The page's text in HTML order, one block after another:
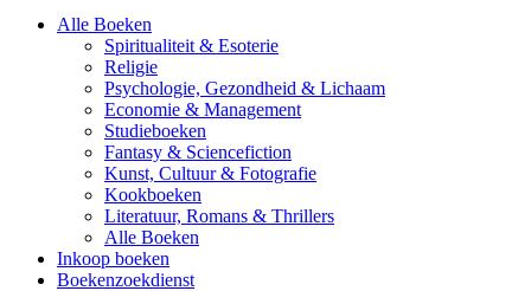
Alle Boeken
Spiritualiteit & Esoterie
Religie
Psychologie, Gezondheid & Lichaam
Economie & Management
Studieboeken
Fantasy & Sciencefiction
Kunst, Cultuur & Fotografie
Kookboeken
Literatuur, Romans & Thrillers
Alle Boeken
Inkoop boeken
Boekenzoekdienst